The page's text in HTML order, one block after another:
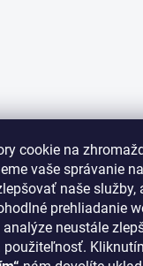
cookie na
vaše správanie
naše služby,
prehliadanie
neustále
použiteľnosť.